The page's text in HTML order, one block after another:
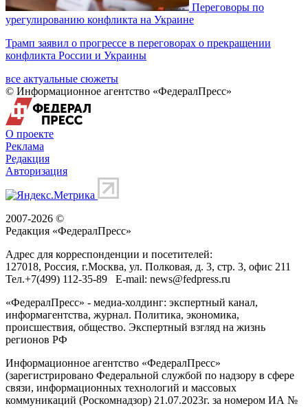
Переговоры по
урегулированию конфликта на Украине
Трамп заявил о прогрессе в переговорах о прекращении
конфликта России и Украины
все актуальные сюжеты
© Информационное агентство «ФедералПресс»
О проекте
Реклама
Редакция
Авторизация
2007-2026 ©
Редакция «ФедералПресс»
Адрес для корреспонденции и посетителей:
127018, Россия, г.Москва, ул. Полковая, д. 3, стр. 3, офис 211
Тел.+7(499) 112-35-89 E-mail: news@fedpress.ru
«ФедералПресс» - медиа-холдинг: экспертный канал,
информагентства, журнал. Политика, экономика,
происшествия, общество. Экспертный взгляд на жизнь
регионов РФ
Информационное агентство «ФедералПресс»
(зарегистрировано Федеральной службой по надзору в сфере
связи, информационных технологий и массовых
коммуникаций (Роскомнадзор) 21.07.2023г. за номером ИА №